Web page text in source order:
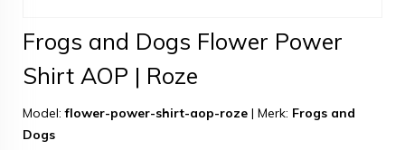
Frogs and Dogs Flower Power
Shirt AOP | Roze
Model:flower-power-shirt-aop-roze | Merk: Frogs and
Dogs